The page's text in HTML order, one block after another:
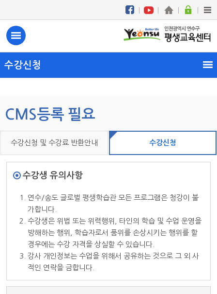
CMS등록 필요
수강신청
수강신청 및 수강료 반환안내 수강신청
수강생 유의사항
1. 연수/송도 글로벌 평생학습관 모든 프로그램은 청강이 불
가합니다.
2. 수강생은 위법 또는 위력행위, 타인의 학습 및 수업 운영을
방해하는 행위, 학습자로서 품위를 손상시키는 행위를 할
경우에는 수강 자격을 상실할 수 있습니다.
3. 강사 개인정보는 수업을 위해서 공유하는 것으로 그 외 사
적인 연락을 금합니다.